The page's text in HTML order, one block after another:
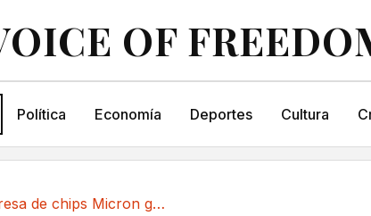
OF
Política Economía Deportes Cultura
La empresa de chips Micron gana 15 veces más...